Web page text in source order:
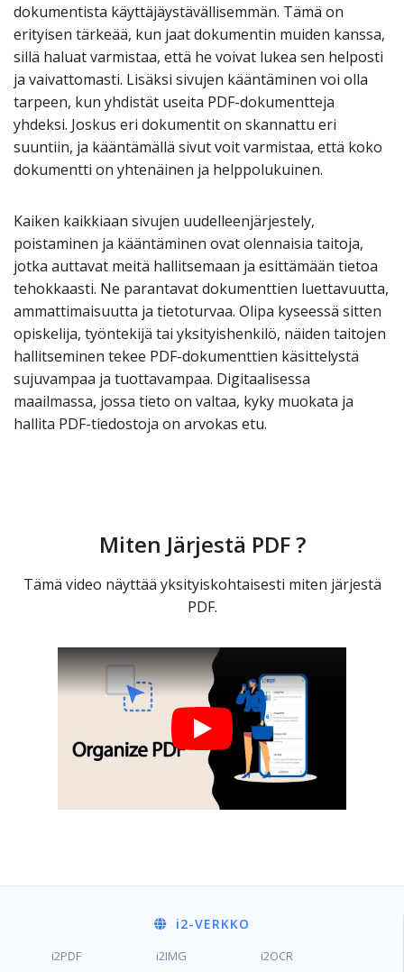
dokumentista käyttäjäystävällisemmän. Tämä on
erityisen tärkeää, kun jaat dokumentin muiden kanssa,
sillä haluat varmistaa, että he voivat lukea sen helposti
ja vaivattomasti. Lisäksi sivujen kääntäminen voi olla
tarpeen, kun yhdistät useita PDF-dokumentteja
yhdeksi. Joskus eri dokumentit on skannattu eri
suuntiin, ja kääntämällä sivut voit varmistaa, että koko
dokumentti on yhtenäinen ja helppolukuinen.
Kaiken kaikkiaan sivujen uudelleenjärjestely,
poistaminen ja kääntäminen ovat olennaisia taitoja,
jotka auttavat meitä hallitsemaan ja esittämään tietoa
tehokkaasti. Ne parantavat dokumenttien luettavuutta,
ammattimaisuutta ja tietoturvaa. Olipa kyseessä sitten
opiskelija, työntekijä tai yksityishenkilö, näiden taitojen
hallitseminen tekee PDF-dokumenttien käsittelystä
sujuvampaa ja tuottavampaa. Digitaalisessa
maailmassa, jossa tieto on valtaa, kyky muokata ja
hallita PDF-tiedostoja on arvokas etu.
Miten Järjestä PDF ?
Tämä video näyttää yksityiskohtaisesti miten järjestä
PDF.
i2-VERKKO
i2PDF i2IMG i2OCR